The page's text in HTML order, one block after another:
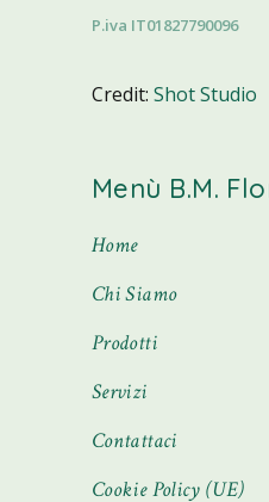
P.iva IT01827790096
Credit:Shot Studio
Menù B.M.
Home
Chi Siamo
Prodotti
Servizi
Contattaci
Cookie Policy (UE)